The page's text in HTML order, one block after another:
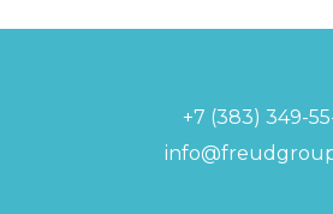
+7 (383) 349-